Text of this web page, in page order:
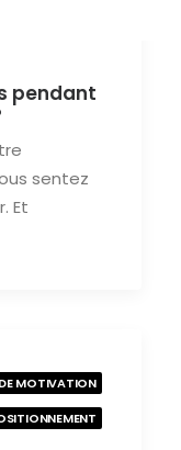
pendant
sentez
Et
MOTIVATION